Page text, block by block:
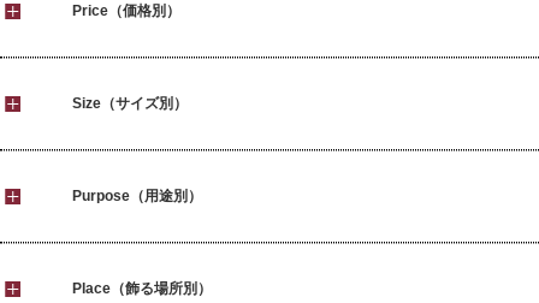
Price（価格別）
Size（サイズ別）
Purpose（用途別）
Place（飾る場所別）